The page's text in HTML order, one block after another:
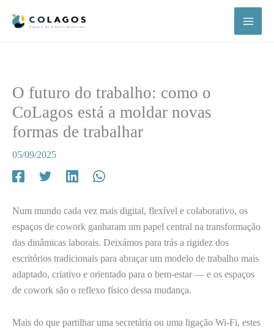
O futuro do trabalho: como o
CoLagos está a moldar novas
formas de trabalhar
05/09/2025
Num mundo cada vez mais digital, flexível e colaborativo, os
espaços de cowork ganharam um papel central na transformação
das dinâmicas laborais. Deixámos para trás a rigidez dos
escritórios tradicionais para abraçar um modelo de trabalho mais
adaptado, criativo e orientado para o bem-estar — e os espaços
de cowork são o reflexo físico dessa mudança.
Mais do que partilhar uma secretária ou uma ligação Wi-Fi, estes